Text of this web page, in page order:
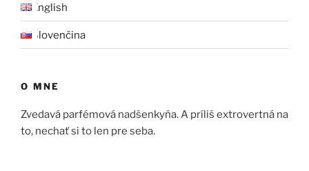
English
Slovenčina
O MNE
Zvedavá parfémová nadšenkyňa. A príliš extrovertná na
to, nechať si to len pre seba.